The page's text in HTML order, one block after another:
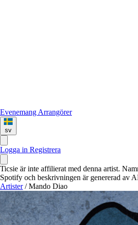
Evenemang Arrangörer
sv
Logga in Registrera
Ticsie är inte affilierat med denna artist.
Spotify och beskrivningen är genererad av
Artister / Mando Diao